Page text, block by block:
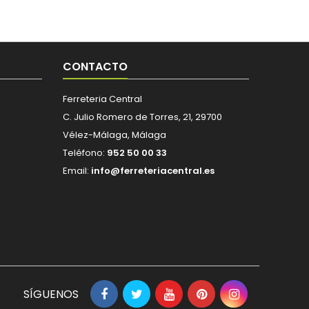
CONTACTO
Ferreteria Central
C. Julio Romero de Torres, 21, 29700
Vélez-Málaga, Málaga
Teléfono: 952 50 00 33
Email: info@ferreteriacentral.es
SÍGUENOS